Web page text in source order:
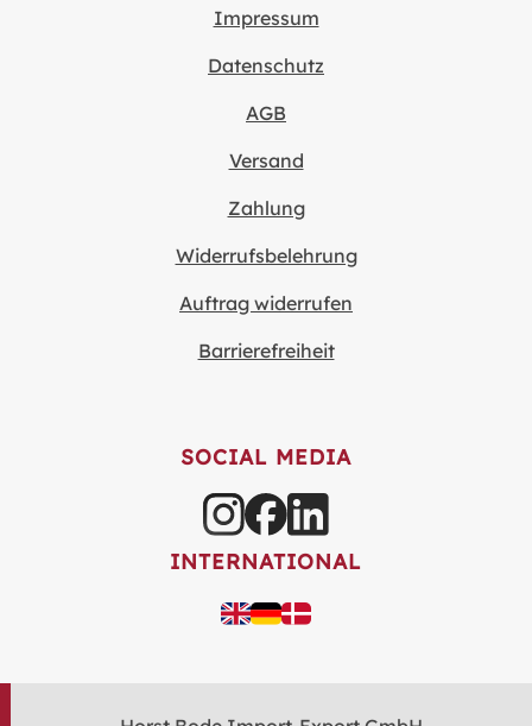
Impressum
Datenschutz
AGB
Versand
Zahlung
Widerrufsbelehrung
Auftrag widerrufen
Barrierefreiheit
SOCIAL MEDIA
INTERNATIONAL